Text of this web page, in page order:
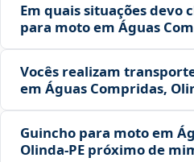
Em quais situações devo
para moto em Águas
Vocês realizam
em Águas Compridas,
Guincho para moto em
Olinda‑PE próximo de